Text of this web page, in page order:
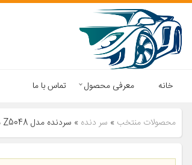
خانه معرفی محصول تماس با ما
محصولات منتخب » سر دنده » سردنده مدل Z5048 مناسب برای تیبا